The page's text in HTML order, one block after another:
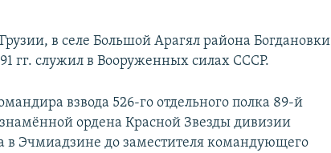
в селе Большой Арагял района Богдановки
гг. служил в Вооруженных силах СССР.
взвода 526-го отдельного полка 89-й
ордена Красной Звезды дивизии
в Эчмиадзине до заместителя командующего